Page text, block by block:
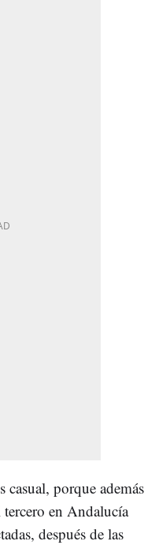
porque además
tercero en Andalucía
después de las